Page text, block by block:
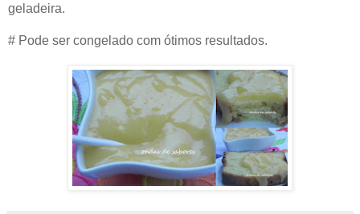
geladeira.
# Pode ser congelado com ótimos resultados.